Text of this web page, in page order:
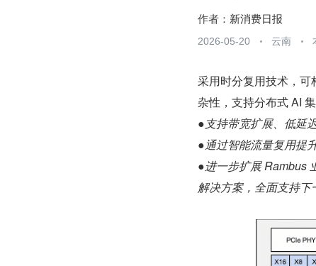
作者： 新消费日报
2026-05-20 云南
采用时分复用技术，可
杂性，支持分布式 AI
●支持带宽扩展、低延
●通过智能流量复用提
●进一步扩展 Rambus
解决方案，全面支持下